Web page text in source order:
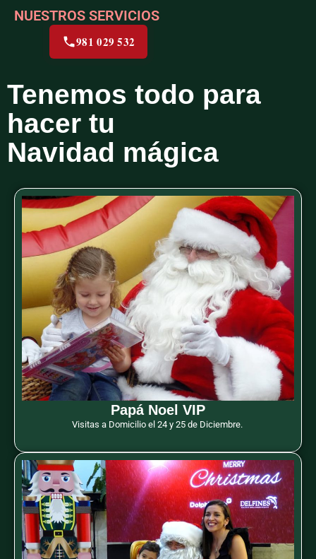
NUESTROS SERVICIOS
981 029 532
Tenemos todo para
hacer tu
Navidad mágica
Papá Noel VIP
Visitas a Domicilio el 24 y 25 de Diciembre.